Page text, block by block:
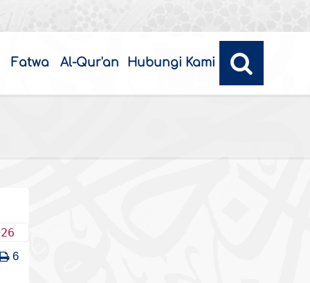
Fatwa Al-Qur'an Hubungi Kami
6